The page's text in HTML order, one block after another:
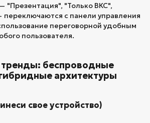
"Презентация", "Только ВКС",
переключаются с панели управления
переговорной удобным
пользователя.
беспроводные
архитектуры
свое устройство)